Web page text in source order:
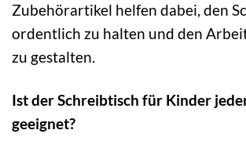
Zubehörartikel helfen dabei, den
ordentlich zu halten und den
zu gestalten.
Ist der Schreibtisch für Kinder
geeignet?